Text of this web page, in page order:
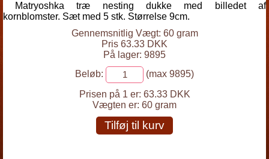
Matryoshka træ nesting dukke med billedet af
kornblomster. Sæt med 5 stk. Størrelse 9cm.
Gennemsnitlig Vægt: 60 gram
Pris 63.33 DKK
På lager: 9895
Beløb:
(max 9895)
Prisen på 1 er: 63.33 DKK
Vægten er: 60 gram
Tilføj til kurv